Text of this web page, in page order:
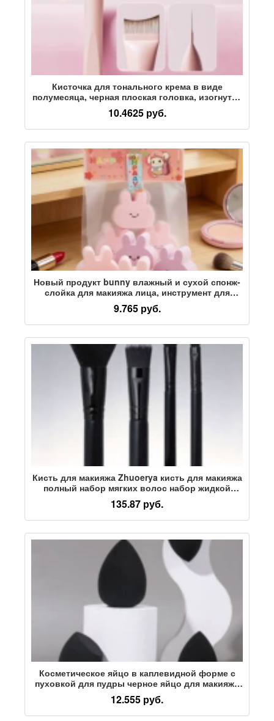
Кисточка для тонального крема в виде
полумесяца, черная плоская головка, изогнутая
форма, без пудры, кисть для маски, легкая и
послушная, без следов от кисти, кисточка для
макияжа, мягкие волосы
10.4625 руб.
Новый продукт bunny влажный и сухой спонж-
слойка для макияжа лица, инструмент для
красоты, розовый, 6 пакетиков для слойки,
оптовая продажа
9.765 руб.
Кисть для макияжа Zhuoerya кисть для макияжа
полный набор мягких волос набор жидкой
основы для макияжа черная мини рассыпчатая
пудра набор кистей тени для век
135.87 руб.
Косметическое яйцо в каплевидной форме с
пуховкой для пудры черное яйцо для макияжа
не съедает пудру губка со скошенной
поверхностью оптовая продажа пуховки для
пудры не съедает пудру
12.555 руб.